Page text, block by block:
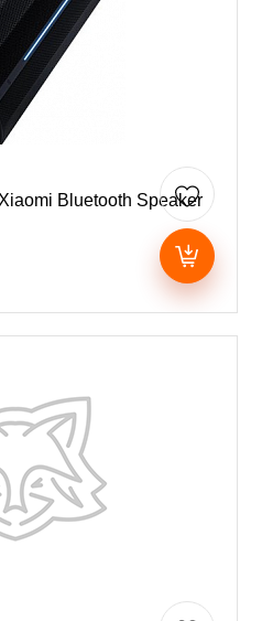
Bluetooth Speaker